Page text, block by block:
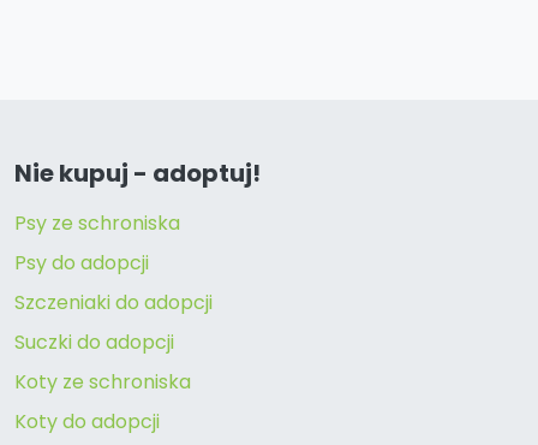
Nie kupuj - adoptuj!
Psy ze schroniska
Psy do adopcji
Szczeniaki do adopcji
Suczki do adopcji
Koty ze schroniska
Koty do adopcji